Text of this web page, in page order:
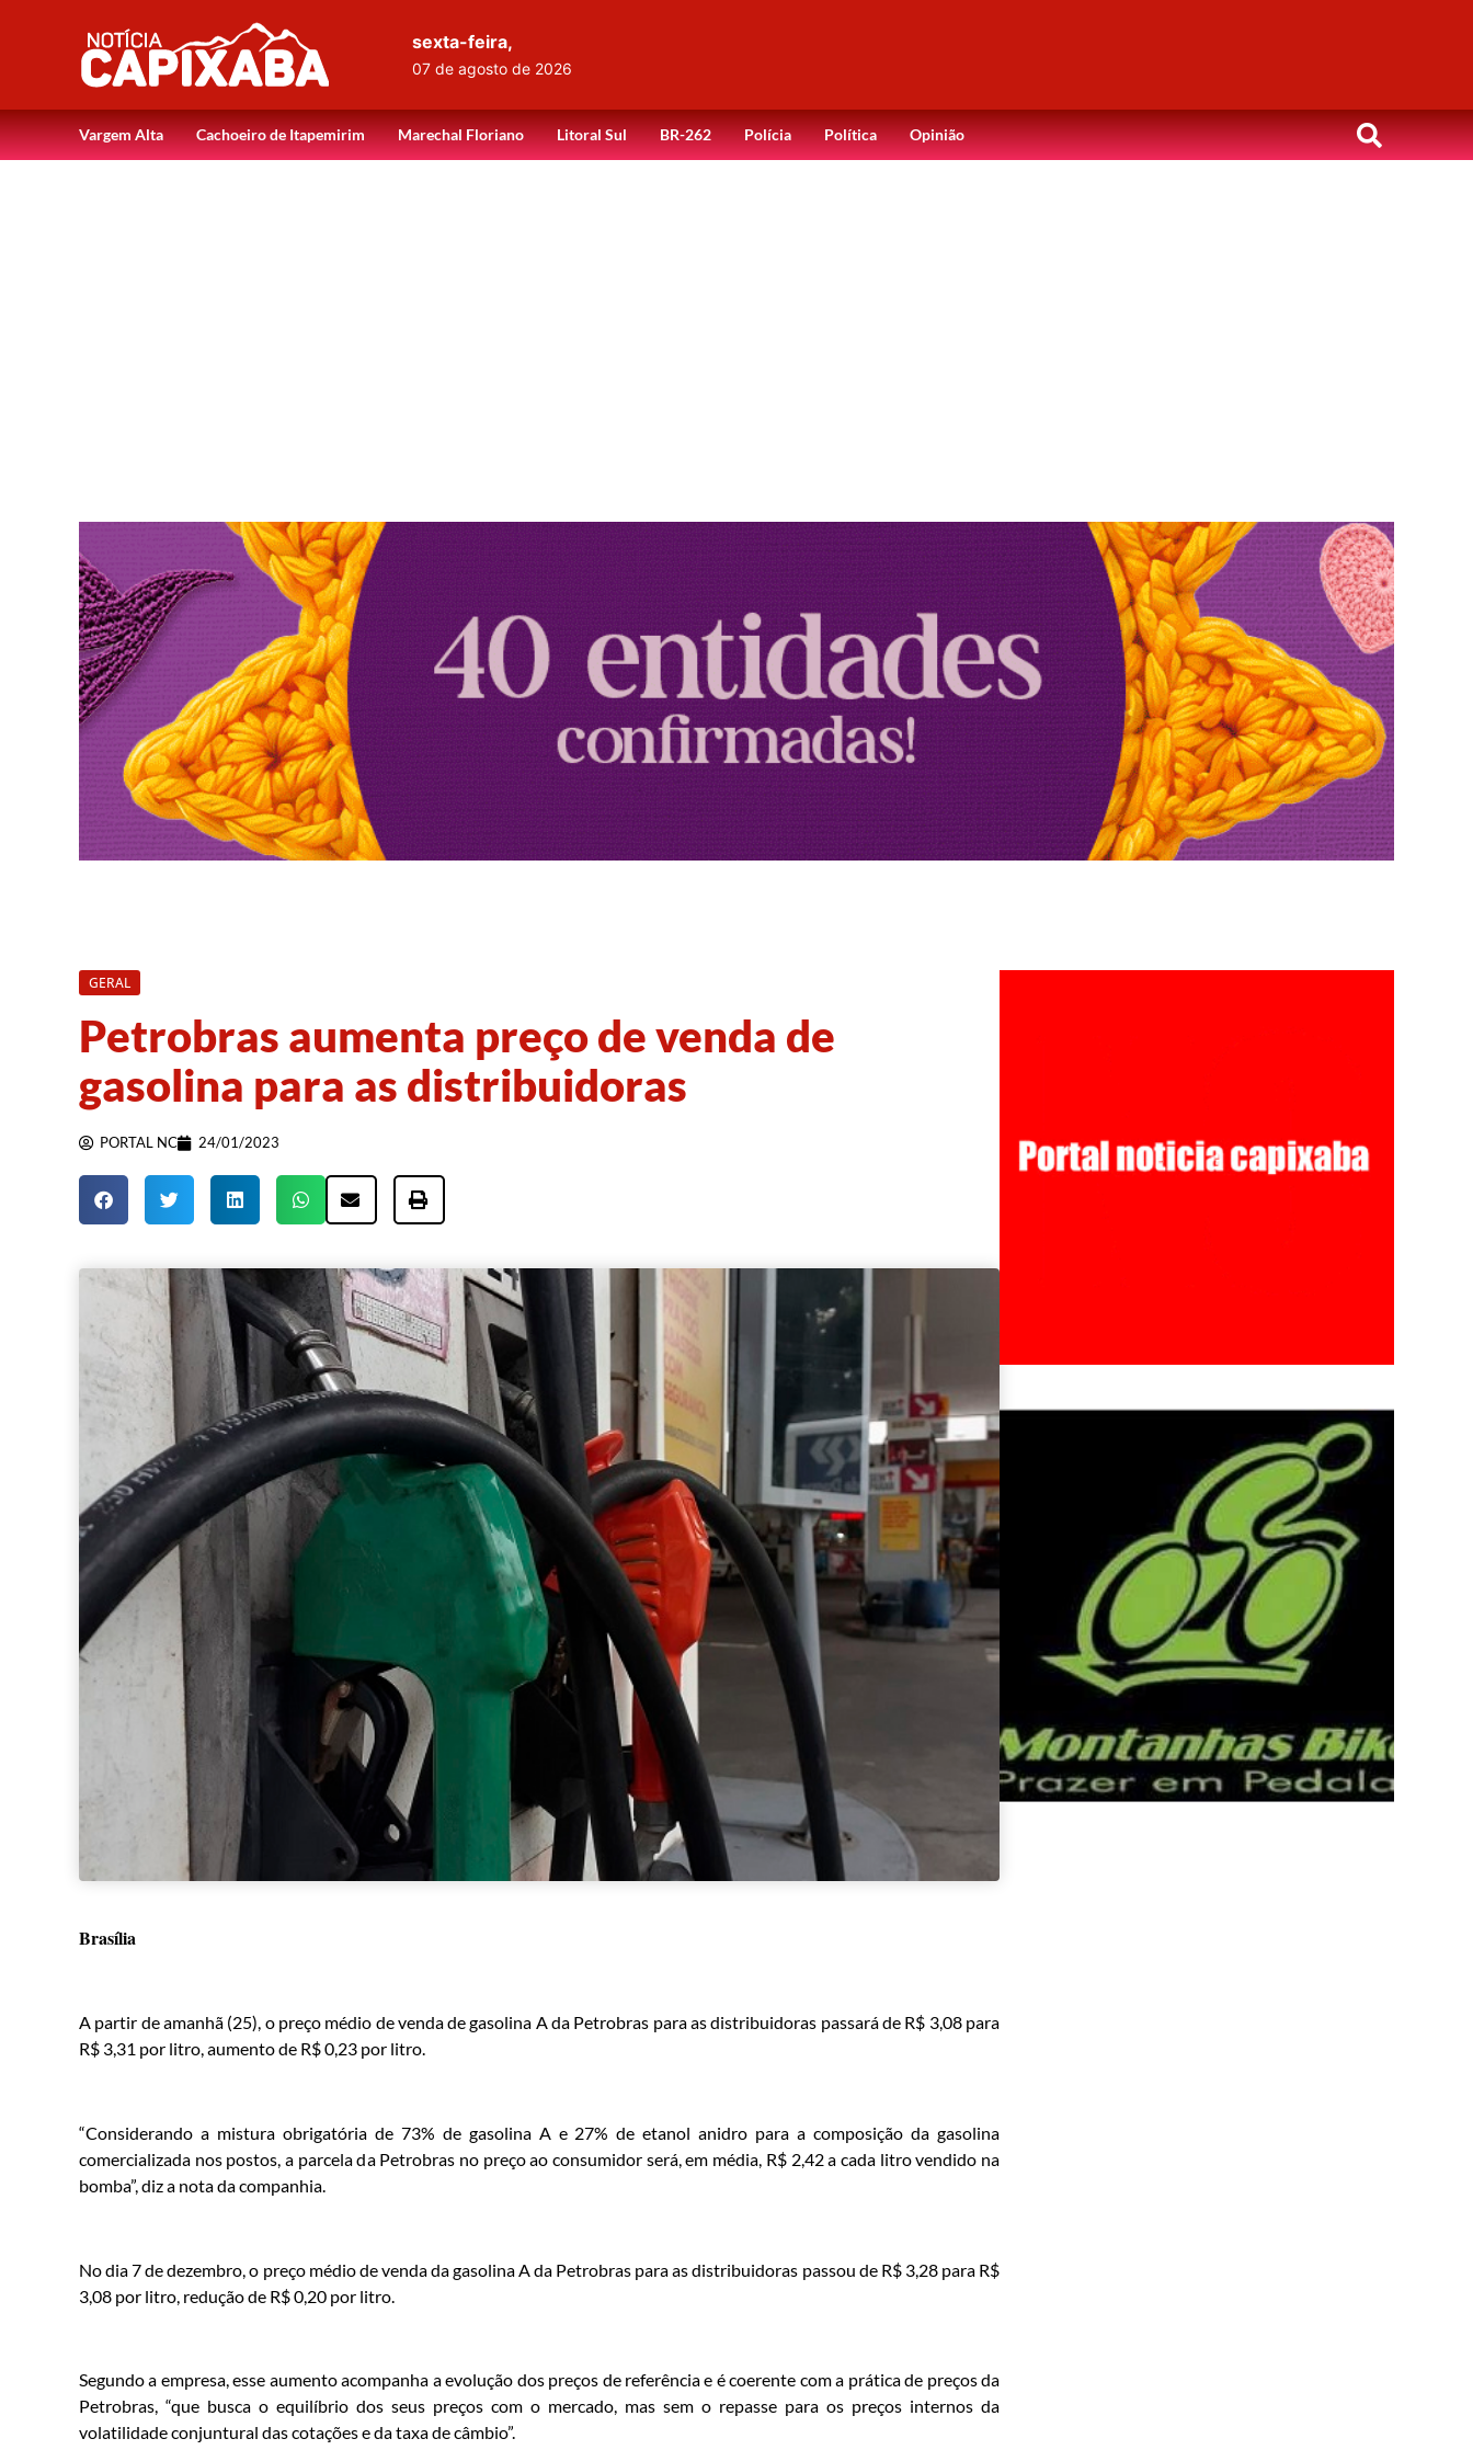
sexta-feira,
07 de agosto de 2026
Vargem Alta Cachoeiro de Itapemirim Marechal Floriano Litoral Sul BR-262 Polícia Política Opinião
GERAL
Petrobras aumenta preço de venda de
gasolina para as distribuidoras
PORTAL NC 24/01/2023
Brasília
A partir de amanhã (25), o preço médio de venda de gasolina A da Petrobras para as distribuidoras passará de R$ 3,08 para
R$ 3,31 por litro, aumento de R$ 0,23 por litro.
“Considerando a mistura obrigatória de 73% de gasolina A e 27% de etanol anidro para a composição da gasolina
comercializada nos postos, a parcela da Petrobras no preço ao consumidor será, em média, R$ 2,42 a cada litro vendido na
bomba”, diz a nota da companhia.
No dia 7 de dezembro, o preço médio de venda da gasolina A da Petrobras para as distribuidoras passou de R$ 3,28 para R$
3,08 por litro, redução de R$ 0,20 por litro.
Segundo a empresa, esse aumento acompanha a evolução dos preços de referência e é coerente com a prática de preços da
Petrobras, “que busca o equilíbrio dos seus preços com o mercado, mas sem o repasse para os preços internos da
volatilidade conjuntural das cotações e da taxa de câmbio”.